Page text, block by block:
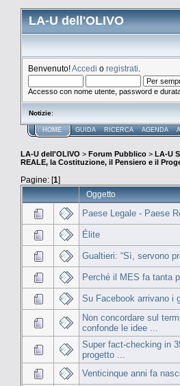
LA-U dell'OLIVO
Benvenuto!Accedi o registrati
Accesso con nome utente, password e
Notizie:
HOME GUIDA RICERCA AGENDA
LA-U dell'OLIVO > Forum Pubblico > LA-U
REALE, la Costituzione, il Pensiero e il
Pagine: [1]
Oggetto
Paese Legale - Paese
Élite
Gualtieri: “Sì, servono
Perché il MES fa tanta
Su Facebook arrivano i
Non concordare sul
confonde le idee ...
Super fact-checking in
progetto ...
Venticinque anni fa